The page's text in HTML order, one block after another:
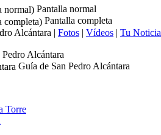
Pantalla normal
Pantalla completa
Alcántara | Fotos | Vídeos | Tu Noticia
Pedro Alcántara
Guía de San Pedro Alcántara
Torre